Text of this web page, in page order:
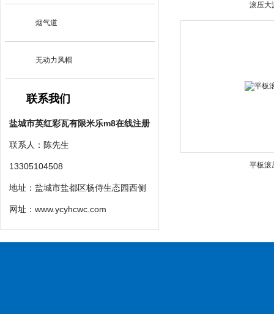
烟气道
无动力风帽
联系我们
盐城市英红彩瓦有限米乐m8在线注册
联系人：陈先生
13305104508
地址：盐城市盐都区杨侍生态园西侧
网址： www.ycyhcwc.com
滚压大
平板滚